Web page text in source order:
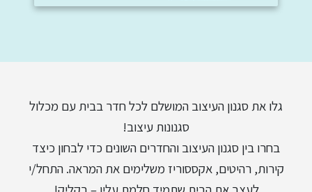
גלו את סגנון העיצוב המושלם לכל חדר בבית עם מכלול
סגנונות עיצוב!
בחרו בין סגנון העיצוב והחדרים השונים כדי לבחון כיצד
קירות, רהיטים, אקססוריז משלימים את המראה. התחל/י
עיצוב וינטג'
עיצוב ביופילי